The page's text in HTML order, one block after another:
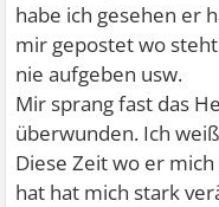
habe ich gesehen er
mir gepostet wo
nie aufgeben usw.
Mir sprang fast das
überwunden. Ich
Diese Zeit wo er
hat hat mich stark